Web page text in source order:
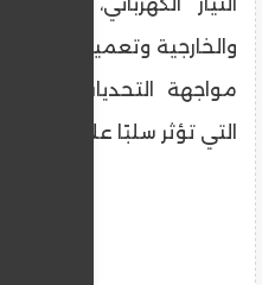
والخارجية وتعميق
مواجهة التحديات
التي تؤثر سلبًا على